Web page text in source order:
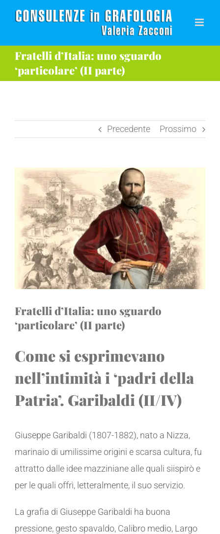
Salta
Fratelli d’Italia: uno sguardo
‘particolare’ (II parte)
Precedente Prossimo
Ingrandisci
immagine
Fratelli d’Italia: uno sguardo
‘particolare’ (II parte)
Come si esprimevano
nell’intimità i ‘padri della
Patria’. Garibaldi (II/IV)
Giuseppe Garibaldi (1807-1882), nato a Nizza,
marinaio di umilissime origini e scarsa cultura, fu
attratto dalle idee mazziniane alle quali siispirò e
per le quali offrì, letteralmente, il suo servizio.
La grafia di Giuseppe Garibaldi ha buona
pressione, gesto spavaldo, Calibro medio, Largo